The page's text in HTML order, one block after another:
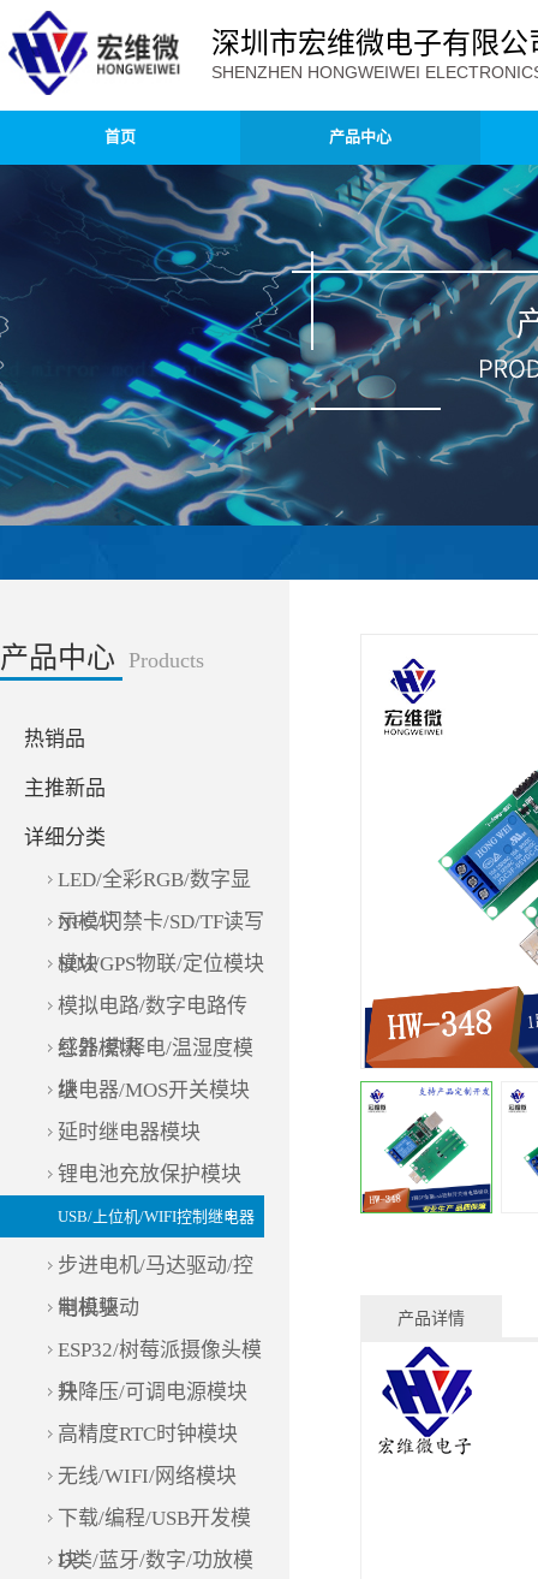
深圳市宏维微电子有限公
SHENZHEN HONGWEIWEI
首页 产品中心
产品中心 Products
热销品
主推新品
详细分类
LED/全彩RGB/数字显
示模块
NFC/门禁卡/SD/TF读写
模块
SIM/GPS物联/定位模块
模拟电路/数字电路传
感器模块
红外/热释电/温湿度模
块
继电器/MOS开关模块
延时继电器模块
锂电池充放保护模块
USB/上位机/WIFI控制继电器
步进电机/马达驱动/控
制模块
电机驱动
ESP32/树莓派摄像头模
块
升降压/可调电源模块
高精度RTC时钟模块
无线/WIFI/网络模块
下载/编程/USB开发模
块
D类/蓝牙/数字/功放模
产品详情